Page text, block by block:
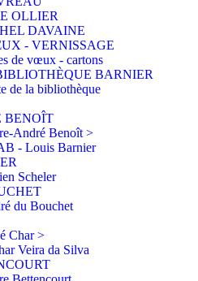
OLLIER
DAVAINE
- VERNISSAGE
de vœux - cartons
BARNIER
de la bibliothèque
BENOÎT
André Benoît >
- Louis Barnier
Scheler
du Bouchet
Char >
Veira da Silva